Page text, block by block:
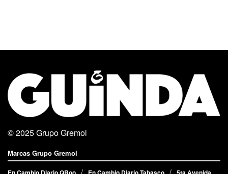
© 2025Grupo Gremol
Marcas Grupo Gremol